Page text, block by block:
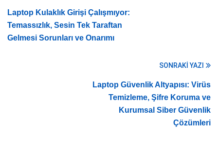
Laptop Kulaklık Girişi Çalışmıyor:
Temassızlık, Sesin Tek Taraftan
Gelmesi Sorunları ve Onarımı
SONRAKI YAZI
Laptop Güvenlik Altyapısı: Virüs
Temizleme, Şifre Koruma ve
Kurumsal Siber Güvenlik
Çözümleri